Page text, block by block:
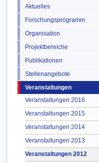
Aktuelles
Forschungsprogramm
Organisation
Projektbereiche
Publikationen
Stellenangebote
Veranstaltungen
Veranstaltungen 2016
Veranstaltungen 2015
Veranstaltungen 2014
Veranstaltungen 2013
Veranstaltungen 2012